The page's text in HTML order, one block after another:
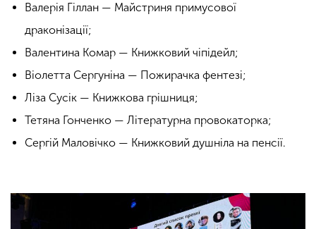
Валерія Гіллан — Майстриня примусової
драконізації;
Валентина Комар — Книжковий чіпідейл;
Віолетта Сергуніна — Пожирачка фентезі;
Ліза Сусік — Книжкова грішниця;
Тетяна Гонченко — Літературна провокаторка;
Сергій Маловічко — Книжковий душніла на пенсії.